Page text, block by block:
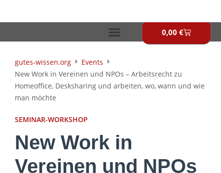
0,00 €
gutes-wissen.org
Events
New Work in Vereinen und NPOs – Arbeitsrecht zu
Homeoffice, Desksharing und arbeiten, wo, wann und wie
man möchte
SEMINAR-WORKSHOP
New Work in
Vereinen und NPOs